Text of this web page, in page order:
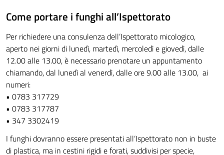
Come portare i funghi all’Ispettorato
Per richiedere una consulenza dell’Ispettorato micologico,
aperto nei giorni di lunedì, martedì, mercoledì e giovedì, dalle
12.00 alle 13.00, è necessario prenotare un appuntamento
chiamando, dal lunedì al venerdì, dalle ore 9.00 alle 13.00, ai
numeri:
• 0783 317729
• 0783 317787
• 347 3302419
I funghi dovranno essere presentati all’Ispettorato non in buste
di plastica, ma in cestini rigidi e forati, suddivisi per specie,